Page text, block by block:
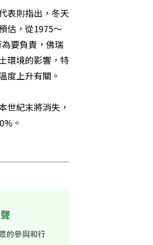
表則指出，冬天
估，從1975～
要負責，佛瑞
環境的影響，特
度上升有關。
世紀末將消失，
。
的參與和行